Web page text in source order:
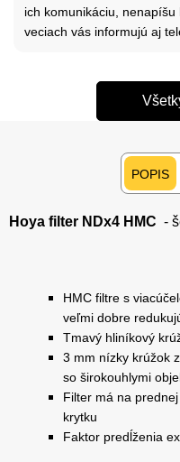
ich komunikáciu,
veciach vás informujú aj
POPIS
Hoya filter NDx4 HMC -
HMC filtre s
veľmi dobre
Tmavý hliníkový
3 mm nízky krúžok
so širokouhlymi
Filter má na
krytku
Faktor predĺženia